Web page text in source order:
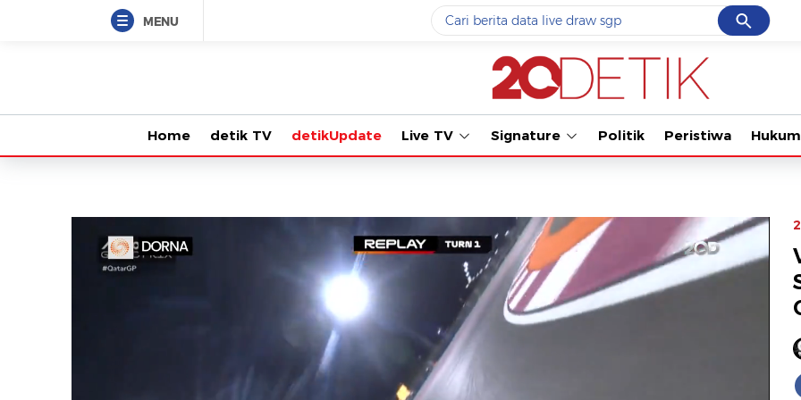
MENU Cancel
Yang sedang ramai dicari
data live draw sgp
#3kebakaran
#5gempa hari ini
Promoted
Terakhir yang dicari
Loading...
Home detik TV detikUpdate Live TV Signature Politik Peristiwa Hukum